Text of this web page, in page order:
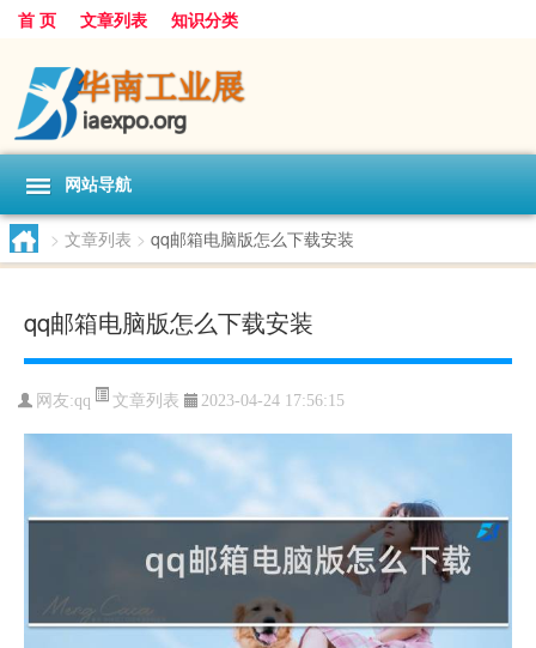
首 页 文章列表 知识分类
网站导航
> 文章列表 > qq邮箱电脑版怎么下载安装
qq邮箱电脑版怎么下载安装
网友:qq 文章列表 2023-04-24 17:56:15